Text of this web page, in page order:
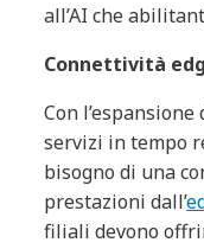
all’AI che
Connettività
Con
servizi in tempo
bisogno di una
prestazioni dall’
filiali devono